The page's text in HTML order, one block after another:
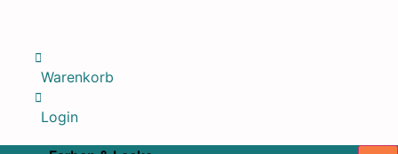
Warenkorb
Login